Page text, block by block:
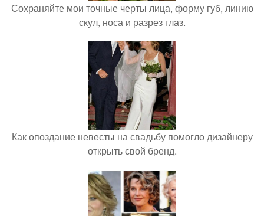
Сохраняйте мои точные черты лица, форму губ, линию
скул, носа и разрез глаз.
Как опоздание невесты на свадьбу помогло дизайнеру
открыть свой бренд.